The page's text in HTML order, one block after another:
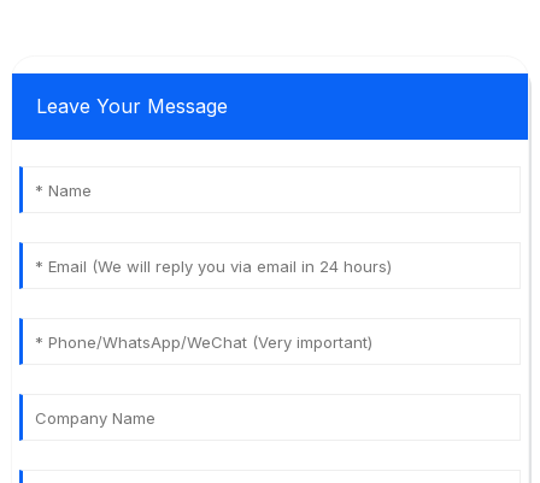
Leave Your Message